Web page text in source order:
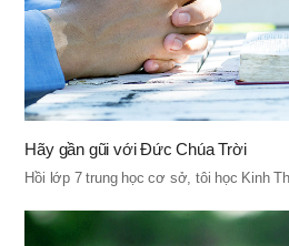
Hãy gần gũi với Đức Chúa Trời
Hồi lớp 7 trung học cơ sở, tôi học Kinh